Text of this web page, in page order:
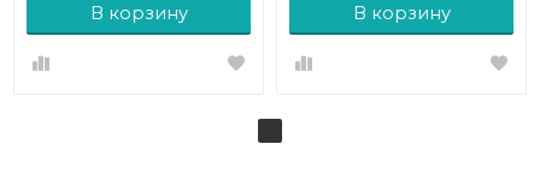
В корзину В корзину